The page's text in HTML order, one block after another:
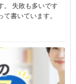
。 失敗も多いです
書いています。